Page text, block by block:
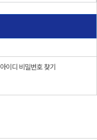
아이디 비밀번호 찾기